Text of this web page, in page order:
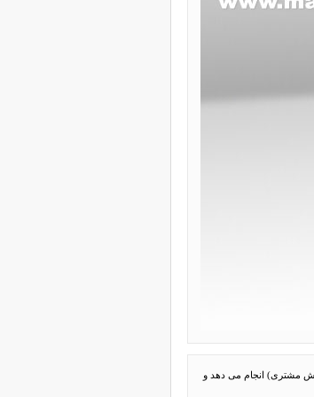
مشتری) انجام می دهد و